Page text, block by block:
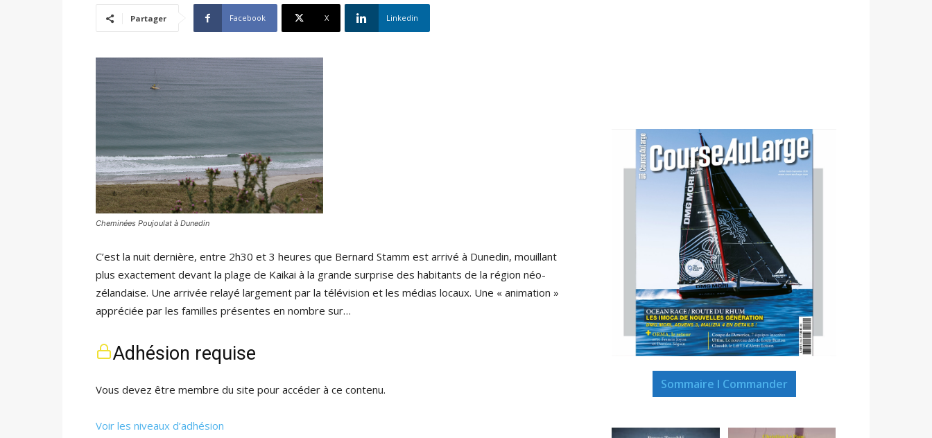
Partager Facebook X Linkedin
Cheminées Poujoulat à Dunedin
C’est la nuit dernière, entre 2h30 et 3 heures que Bernard Stamm est arrivé à Dunedin, mouillant
plus exactement devant la plage de Kaikai à la grande surprise des habitants de la région néo-
zélandaise. Une arrivée relayé largement par la télévision et les médias locaux. Une « animation »
appréciée par les familles présentes en nombre sur…
Adhésion requise
Vous devez être membre du site pour accéder à ce contenu.
Voir les niveaux d’adhésion
Sommaire I Commander